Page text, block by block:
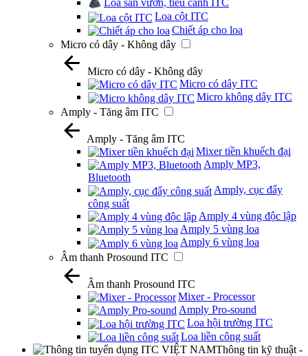
Loa sân vườn, tiểu cảnh ITC
Loa cột ITC
Chiết áp cho loa
Micro có dây - Không dây
Micro có dây - Không dây
Micro có dây ITC
Micro không dây ITC
Amply - Tăng âm ITC
Amply - Tăng âm ITC
Mixer tiền khuếch đại
Amply MP3,
Bluetooth
Amply, cục đẩy
công suất
Amply 4 vùng độc lập
Amply 5 vùng loa
Amply 6 vùng loa
Âm thanh Prosound ITC
Âm thanh Prosound ITC
Mixer - Processor
Amply Pro-sound
Loa hội trường ITC
Loa liền công suất
Thông tin kỹ thuật -